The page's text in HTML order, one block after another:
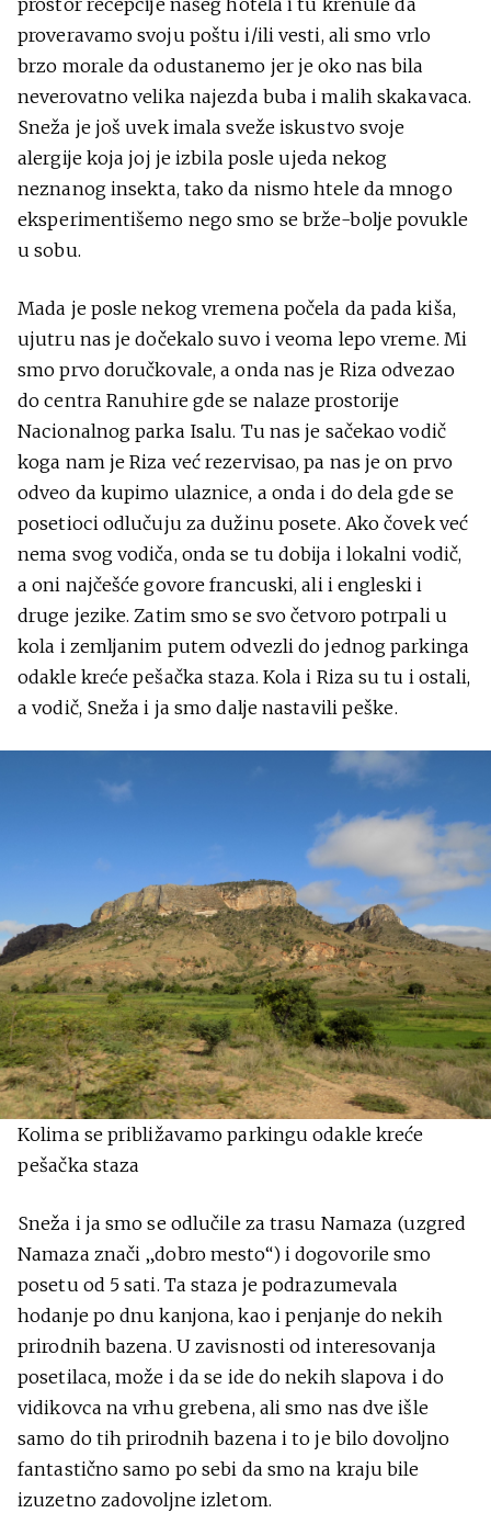
proveravamo svoju poštu i/ili vesti, ali smo vrlo
brzo morale da odustanemo jer je oko nas bila
neverovatno velika najezda buba i malih skakavaca.
Sneža je još uvek imala sveže iskustvo svoje
alergije koja joj je izbila posle ujeda nekog
neznanog insekta, tako da nismo htele da mnogo
eksperimentišemo nego smo se brže-bolje povukle
u sobu.
Mada je posle nekog vremena počela da pada kiša,
ujutru nas je dočekalo suvo i veoma lepo vreme. Mi
smo prvo doručkovale, a onda nas je Riza odvezao
do centra Ranuhire gde se nalaze prostorije
Nacionalnog parka Isalu. Tu nas je sačekao vodič
koga nam je Riza već rezervisao, pa nas je on prvo
odveo da kupimo ulaznice, a onda i do dela gde se
posetioci odlučuju za dužinu posete. Ako čovek već
nema svog vodiča, onda se tu dobija i lokalni vodič,
a oni najčešće govore francuski, ali i engleski i
druge jezike. Zatim smo se svo četvoro potrpali u
kola i zemljanim putem odvezli do jednog parkinga
odakle kreće pešačka staza. Kola i Riza su tu i ostali,
a vodič, Sneža i ja smo dalje nastavili peške.
Kolima se približavamo parkingu odakle kreće
pešačka staza
Sneža i ja smo se odlučile za trasu Namaza (uzgred
Namaza znači „dobro mesto“) i dogovorile smo
posetu od 5 sati. Ta staza je podrazumevala
hodanje po dnu kanjona, kao i penjanje do nekih
prirodnih bazena. U zavisnosti od interesovanja
posetilaca, može i da se ide do nekih slapova i do
vidikovca na vrhu grebena, ali smo nas dve išle
samo do tih prirodnih bazena i to je bilo dovoljno
fantastično samo po sebi da smo na kraju bile
izuzetno zadovoljne izletom.